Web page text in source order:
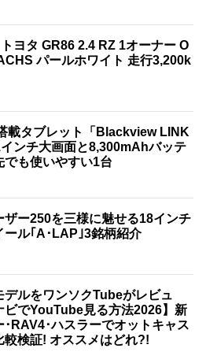
ヨタ GR86 2.4 RZ 1オーナー O
パールホワイト 走行3,200k
載タブレット「Blackview LINK
ンチ大画面と8,300mAhバッテ
でも使いやすい1台
ザー250を三様に魅せる18インチ
ール｢A･LAP｣3銘柄紹介
デルをワンソクTubeがレビュ
ビでYouTube見る方法2026】新
･RAV4･ハスラーでオットキャス
較検証! オススメはどれ?!